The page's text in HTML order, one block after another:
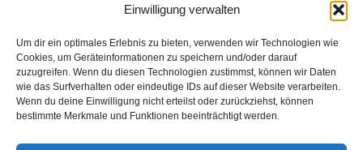
Einwilligung verwalten
Um dir ein optimales Erlebnis zu bieten, verwenden wir Technologien wie
Cookies, um Geräteinformationen zu speichern und/oder darauf
zuzugreifen. Wenn du diesen Technologien zustimmst, können wir Daten
wie das Surfverhalten oder eindeutige IDs auf dieser Website verarbeiten.
Wenn du deine Einwilligung nicht erteilst oder zurückziehst, können
bestimmte Merkmale und Funktionen beeinträchtigt werden.
4 8 9
11 12 13 14 15 16 17